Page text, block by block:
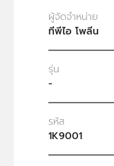
ผู้จัดจำหน่าย
ทีพีไอ โพลีน
รุ่น
-
รหัส
1K9001